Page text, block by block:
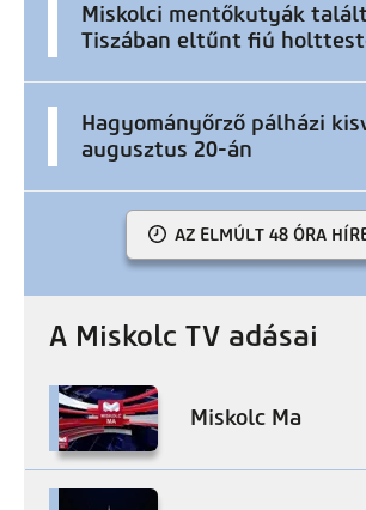
Miskolci mentőkutyák
Tiszában eltűnt fiú
Hagyományőrző pálházi
augusztus 20-án
AZ ELMÚLT 48 ÓRA
A Miskolc TV adásai
Miskolc Ma